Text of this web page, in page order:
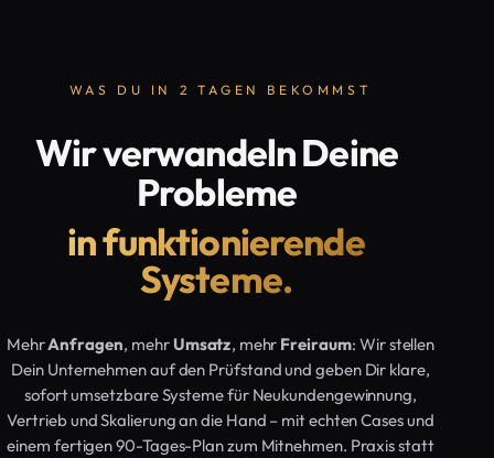
WAS DU IN 2 TAGEN BEKOMMST
Wir verwandeln Deine
Probleme
in funktionierende
Systeme.
MehrAnfragen, mehrUmsatz, mehr Freiraum: Wir stellen
Dein Unternehmen auf den Prüfstand und geben Dir klare,
sofort umsetzbare Systeme für Neukundengewinnung,
Vertrieb und Skalierung an die Hand – mit echten Cases und
einem fertigen 90-Tages-Plan zum Mitnehmen. Praxis statt